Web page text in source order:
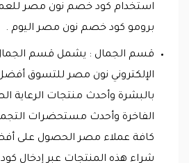
استخدام كود خصم نون مصر
برومو كود خصم نون مصر اليوم .
قسم الجمال : يشمل قسم
الإلكتروني نون مصر للتسوق
بالبشرة وأحدث منتجات الرعاية
الفاخرة وأحدث مستحضرات
كافة عملاء مصر الحصول على